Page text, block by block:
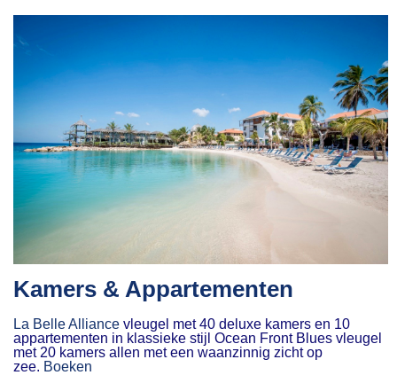
Kamers & Appartementen
La Belle Alliance vleugel met 40 deluxe kamers en 10
appartementen in klassieke stijl Ocean Front Blues vleugel
met 20 kamers allen met een waanzinnig zicht op
zee. Boeken